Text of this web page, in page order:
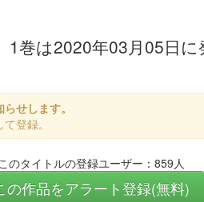
巻は2020年03月05日
せします。
登録。
このタイトルの登録ユーザー：859人
の作品をアラート登録(無料)